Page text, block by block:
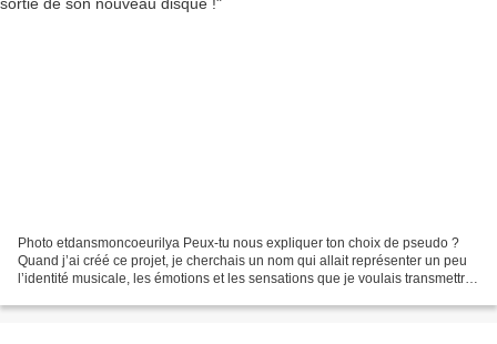
Photo etdansmoncoeurilya Peux-tu nous expliquer ton choix de pseudo ?
Quand j’ai créé ce projet, je cherchais un nom qui allait représenter un peu
l’identité musicale, les émotions et les sensations que je voulais transmettre.